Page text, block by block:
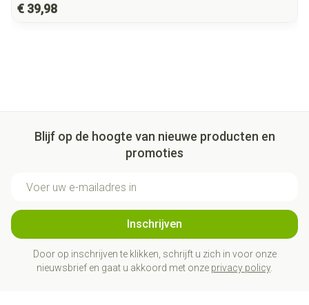
€ 39,98
Blijf op de hoogte van nieuwe producten en
promoties
Inschrijven
Door op inschrijven te klikken, schrijft u zich in voor onze
nieuwsbrief en gaat u akkoord met onze privacy policy.